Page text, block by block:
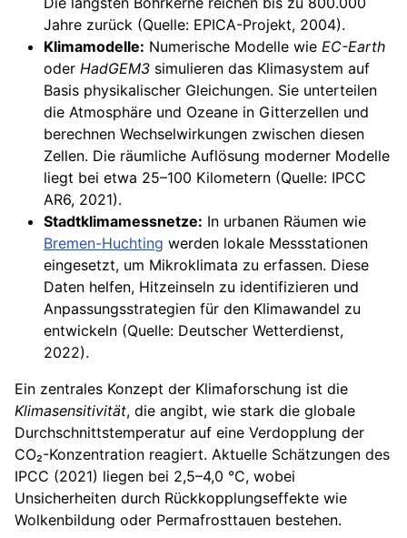
Jahre zurück (Quelle: EPICA-Projekt, 2004).
Klimamodelle: Numerische Modelle wie EC-Earth
oder HadGEM3 simulieren das Klimasystem auf
Basis physikalischer Gleichungen. Sie unterteilen
die Atmosphäre und Ozeane in Gitterzellen und
berechnen Wechselwirkungen zwischen diesen
Zellen. Die räumliche Auflösung moderner Modelle
liegt bei etwa 25–100 Kilometern (Quelle: IPCC
AR6, 2021).
Stadtklimamessnetze: In urbanen Räumen wie
Bremen-Huchting werden lokale Messstationen
eingesetzt, um Mikroklimata zu erfassen. Diese
Daten helfen, Hitzeinseln zu identifizieren und
Anpassungsstrategien für den Klimawandel zu
entwickeln (Quelle: Deutscher Wetterdienst,
2022).
Ein zentrales Konzept der Klimaforschung ist die
Klimasensitivität, die angibt, wie stark die globale
Durchschnittstemperatur auf eine Verdopplung der
CO₂-Konzentration reagiert. Aktuelle Schätzungen des
IPCC (2021) liegen bei 2,5–4,0 °C, wobei
Unsicherheiten durch Rückkopplungseffekte wie
Wolkenbildung oder Permafrosttauen bestehen.